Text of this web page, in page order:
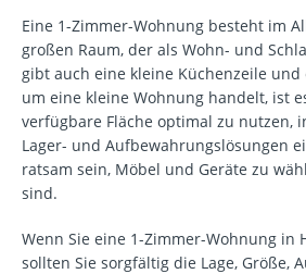
Eine 1-Zimmer-Wohnung besteht im
großen Raum, der als Wohn- und
gibt auch eine kleine Küchenzeile und
um eine kleine Wohnung handelt, ist
verfügbare Fläche optimal zu nutzen,
Lager- und Aufbewahrungslösungen
ratsam sein, Möbel und Geräte zu
sind.
Wenn Sie eine 1-Zimmer-Wohnung in
sollten Sie sorgfältig die Lage, Größe,